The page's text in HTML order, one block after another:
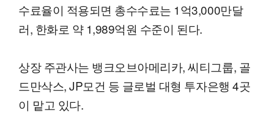
수료율이 적용되면 총수수료는 1억3,000만달
러, 한화로 약 1,989억원 수준이 된다.
상장 주관사는 뱅크오브아메리카, 씨티그룹, 골
드만삭스, JP모건 등 글로벌 대형 투자은행 4곳
이 맡고 있다.